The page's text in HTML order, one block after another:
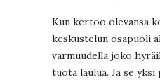
Kun kertoo olevansa
keskustelun osapuoli
varmuudella joko
tuota laulua. Ja se